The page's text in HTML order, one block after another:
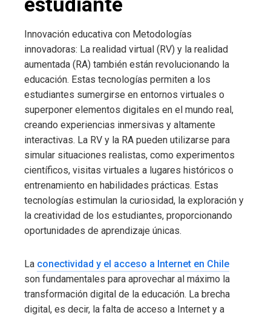
Innovación educativa con Metodologías
innovadoras: La realidad virtual (RV) y la realidad
aumentada (RA) también están revolucionando la
educación. Estas tecnologías permiten a los
estudiantes sumergirse en entornos virtuales o
superponer elementos digitales en el mundo real,
creando experiencias inmersivas y altamente
interactivas. La RV y la RA pueden utilizarse para
simular situaciones realistas, como experimentos
científicos, visitas virtuales a lugares históricos o
entrenamiento en habilidades prácticas. Estas
tecnologías estimulan la curiosidad, la exploración y
la creatividad de los estudiantes, proporcionando
oportunidades de aprendizaje únicas.
La conectividad y el acceso a Internet en Chile
son fundamentales para aprovechar al máximo la
transformación digital de la educación. La brecha
digital, es decir, la falta de acceso a Internet y a